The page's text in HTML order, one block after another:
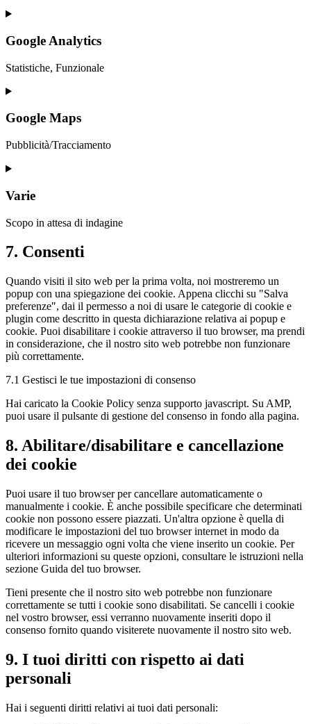
Consent
service
elementor
Google Analytics
Statistiche, Funzionale
Consent
service
google-
analytics
Google Maps
Pubblicità/Tracciamento
Consent
service
maps
Varie
Scopo in attesa di indagine
Consent
to
varie
7. Consenti
Quando visiti il sito web per la prima volta, noi mostreremo un
popup con una spiegazione dei cookie. Appena clicchi su "Salva
preferenze", dai il permesso a noi di usare le categorie di cookie e
plugin come descritto in questa dichiarazione relativa ai popup e
cookie. Puoi disabilitare i cookie attraverso il tuo browser, ma prendi
in considerazione, che il nostro sito web potrebbe non funzionare
più correttamente.
7.1 Gestisci le tue impostazioni di consenso
Hai caricato la Cookie Policy senza supporto javascript. Su AMP,
puoi usare il pulsante di gestione del consenso in fondo alla pagina.
8. Abilitare/disabilitare e cancellazione
dei cookie
Puoi usare il tuo browser per cancellare automaticamente o
manualmente i cookie. È anche possibile specificare che determinati
cookie non possono essere piazzati. Un'altra opzione è quella di
modificare le impostazioni del tuo browser internet in modo da
ricevere un messaggio ogni volta che viene inserito un cookie. Per
ulteriori informazioni su queste opzioni, consultare le istruzioni nella
sezione Guida del tuo browser.
Tieni presente che il nostro sito web potrebbe non funzionare
correttamente se tutti i cookie sono disabilitati. Se cancelli i cookie
nel vostro browser, essi verranno nuovamente inseriti dopo il
consenso fornito quando visiterete nuovamente il nostro sito web.
9. I tuoi diritti con rispetto ai dati
personali
Hai i seguenti diritti relativi ai tuoi dati personali: